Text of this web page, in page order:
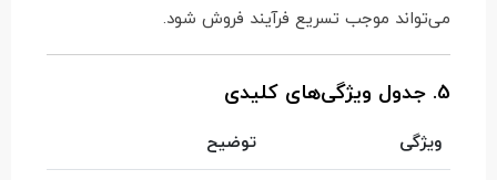
می‌تواند موجب تسریع فرآیند فروش شود.
5. جدول ویژگی‌های کلیدی
ویژگی
توضیح